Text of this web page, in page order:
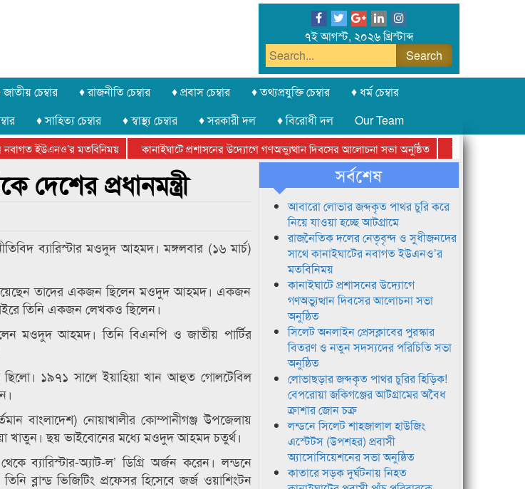
৭ই আগস্ট, ২০২৬ খ্রিস্টাব্দ
চেম্বার ♦ রাজনীতি চেম্বার ♦ প্রবাস চেম্বার ♦ তথ্যপ্রযুক্তি চেম্বার
♦ ধর্ম চেম্বার
♦ সাহিত্য চেম্বার ♦ স্বাস্থ্য চেম্বার ♦ সরকারী দল ♦ বিরোধী দল
Our Team
ইউএনও’র মতবিনিময় কানাইঘাটে প্রশাসনের উদ্যোগে গণঅভ্যুত্থান দিবসের আলোচনা সভা অনুষ্ঠিত
সিলেট অনলাইন
কর্মশালা সম্পন্ন প্রধানমন্ত্রী
ব্যারিস্টার মওদুদ আহমদ। মঙ্গলবার (১৬ মার্চ)
রয়েছেন তাদের একজন ছিলেন মওদুদ আহমদ। একজন
তিনি একজন লেখকও ছিলেন।
মওদুদ আহমদ। তিনি বিএনপি ও জাতীয় পার্টির
১৯৭১ সালে ইয়াহিয়া খান আহুত গোলটেবিল
বাংলাদেশ) নোয়াখালীর কোম্পানীগঞ্জ উপজেলায়
খাতুন। ছয় ভাইবোনের মধ্যে মওদুদ আহমদ চতুর্থ।
ব্যারিস্টার-অ্যাট-ল’ ডিগ্রি অর্জন করেন। লন্ডনে
ব্লান্ড ভিজিটিং প্রফেসর হিসেবে জর্জ ওয়াশিংটন
সর্বশেষ
আবারো লোভার জব্দকৃত পাথর চুরি করে
নিয়ে যাওয়া হচ্ছে আটগ্রামে
রাজনৈতিক দলের নেতৃবৃন্দ ও সুধীজনদের
সাথে কানাইঘাটের নবাগত ইউএনও’র
মতবিনিময়
কানাইঘাটে প্রশাসনের উদ্যোগে
গণঅভ্যুত্থান দিবসের আলোচনা সভা
অনুষ্ঠিত
সিলেট অনলাইন প্রেসক্লাবের পুরস্কার
বিতরণ ও নতুন সদস্যদের পরিচিতি সভা
অনুষ্ঠিত
লোভাছড়ার জব্দকৃত পাথর চুরির হিড়িক!
বেপরোয়া জকিগঞ্জের আটগ্রামের অবৈধ
ক্রাশার জোন চক্র
লন্ডনে সিলেট শাহজালাল হাউজিং
এস্টেটস (উপশহর) প্রবাসী
অ্যাসোসিয়েশনের সভা অনুষ্ঠিত
কাতারে সড়ক দুর্ঘটনায় নিহত